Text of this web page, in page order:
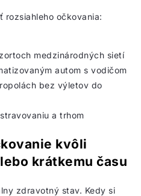
rozsiahleho očkovania:
medzinárodných sietí
autom s vodičom
bez výletov do
a trhom
kvôli
krátkemu času
zdravotný stav. Kedy si